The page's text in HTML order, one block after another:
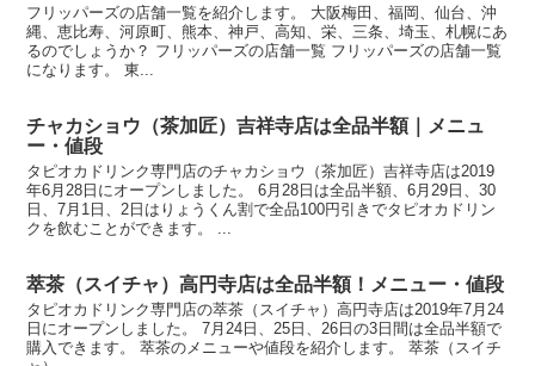
フリッパーズの店舗一覧を紹介します。 大阪梅田、福岡、仙台、沖
縄、恵比寿、河原町、熊本、神戸、高知、栄、三条、埼玉、札幌にあ
るのでしょうか？ フリッパーズの店舗一覧 フリッパーズの店舗一覧
になります。 東...
チャカショウ（茶加匠）吉祥寺店は全品半額｜メニュ
ー・値段
タピオカドリンク専門店のチャカショウ（茶加匠）吉祥寺店は2019
年6月28日にオープンしました。 6月28日は全品半額、6月29日、30
日、7月1日、2日はりょうくん割で全品100円引きでタピオカドリン
クを飲むことができます。 ...
萃茶（スイチャ）高円寺店は全品半額！メニュー・値段
タピオカドリンク専門店の萃茶（スイチャ）高円寺店は2019年7月24
日にオープンしました。 7月24日、25日、26日の3日間は全品半額で
購入できます。 萃茶のメニューや値段を紹介します。 萃茶（スイチ